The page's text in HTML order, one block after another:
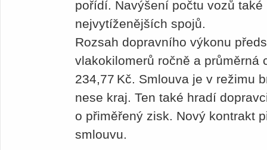
pořídí. Navýšení počtu vozů
nejvytíženějších spojů.
Rozsah dopravního výkonu
vlakokilomerů ročně a průměrná
234,77 Kč. Smlouva je v režimu
nese kraj. Ten také hradí
o přiměřený zisk. Nový kontrakt
smlouvu.